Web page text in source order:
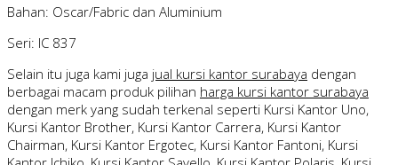
Bahan: Oscar/Fabric dan Aluminium
Seri: IC 837
Selain itu juga kami juga jual kursi kantor surabaya dengan
berbagai macam produk pilihan harga kursi kantor surabaya
dengan merk yang sudah terkenal seperti Kursi Kantor Uno,
Kursi Kantor Brother, Kursi Kantor Carrera, Kursi Kantor
Chairman, Kursi Kantor Ergotec, Kursi Kantor Fantoni, Kursi